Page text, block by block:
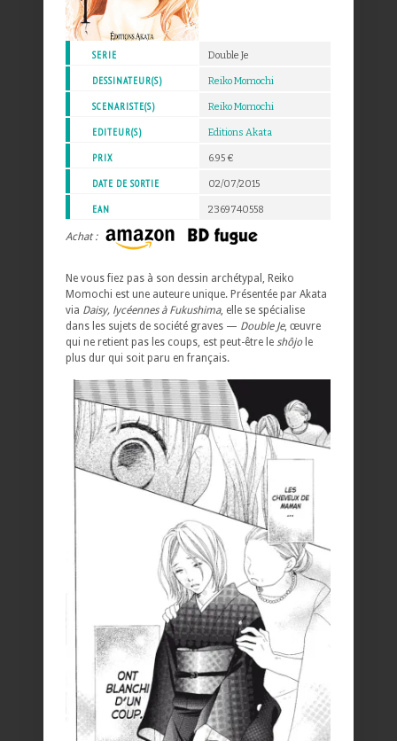
SERIE Double Je
DESSINATEUR(S) Reiko Momochi
SCENARISTE(S) Reiko Momochi
EDITEUR(S) Editions Akata
PRIX 6.95 €
DATE DE SORTIE 02/07/2015
EAN 2369740558
Achat :
Ne vous fiez pas à son dessin archétypal, Reiko
Momochi est une auteure unique. Présentée par Akata
via Daisy, lycéennes à Fukushima, elle se spécialise
dans les sujets de société graves — Double Je, œuvre
qui ne retient pas les coups, est peut-être le shôjole
plus dur qui soit paru en français.